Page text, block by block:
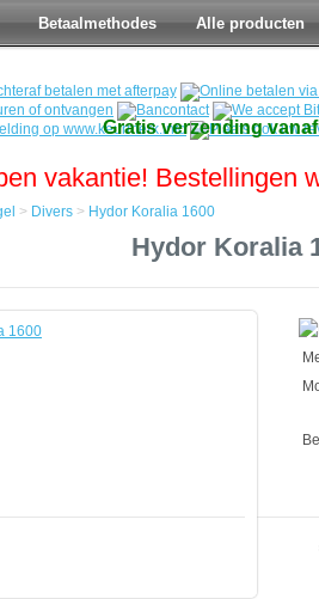
Betaalmethodes Alle producten
Gratis verzending
vakantie! Bestellingen
> Divers > Hydor Koralia 1600
Hydor Koralia